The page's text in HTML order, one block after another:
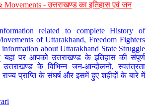
- उत्तराखण्ड का इतिहास एवं जन
related to complete History of
of Uttarakhand, Freedom Fighters
about Uttarakhand State Struggle
पर आपको उत्तराखण्ड के इतिहास की संपूर्ण
के विभिन्न जन-आन्दोलनों, स्वतंत्रता
प्राप्ति के संघर्ष और इसमें हुए शहीदों के बारे में